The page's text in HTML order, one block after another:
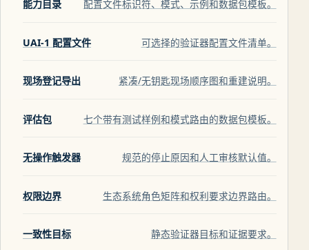
能力目录 配置文件标识符、模式、示例和数据包模板。
UAI-1 配置文件 可选择的验证器配置文件清单。
现场登记导出 紧凑/无钥匙现场顺序图和重建说明。
评估包 七个带有测试样例和模式路由的数据包模板。
无操作触发器 规范的停止原因和人工审核默认值。
权限边界 生态系统角色矩阵和权利要求边界路由。
一致性目标 静态验证器目标和证据要求。